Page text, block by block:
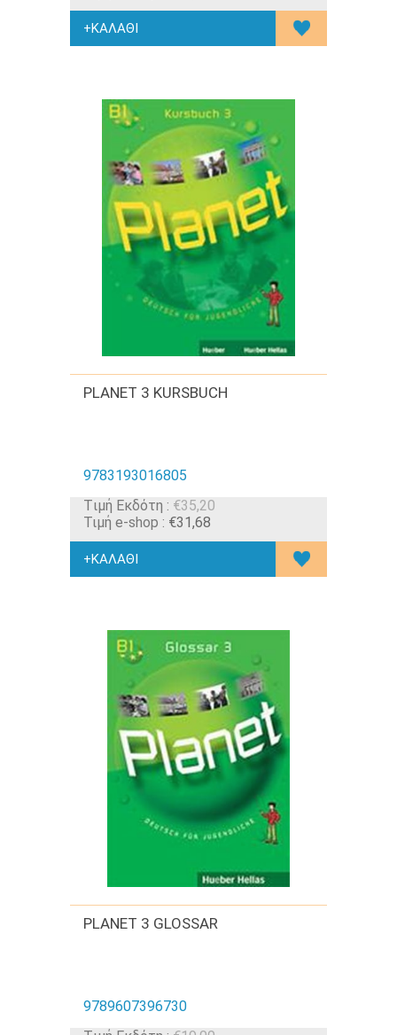
PLANET 3 KURSBUCH
9783193016805
Tιμή Εκδότη : €35,20
Τιμή e-shop : €31,68
PLANET 3 GLOSSAR
9789607396730